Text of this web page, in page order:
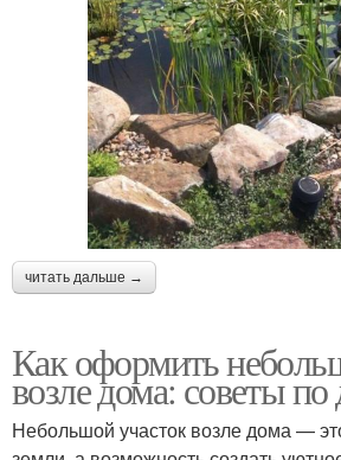
читать дальше →
Как оформить
возле дома: советы по
Небольшой участок возле дома —